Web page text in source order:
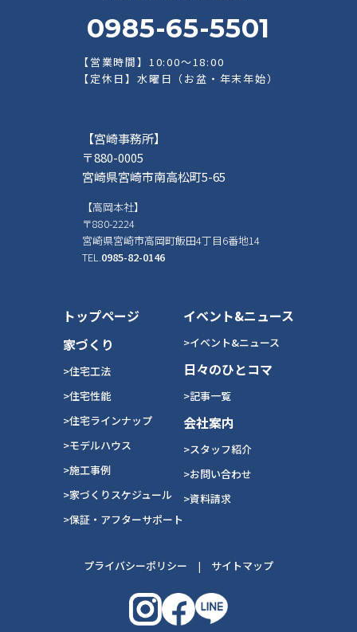
0985-65-5501
【営業時間】10:00～18:00
【定休日】水曜日（お盆・年末年始）
【宮崎事務所】
〒880-0005
宮崎県宮崎市南高松町5-65
【高岡本社】
〒880-2224
宮崎県宮崎市高岡町飯田4丁目6番地14
TEL. 0985-82-0146
トップページ
家づくり
>住宅工法
>住宅性能
>住宅ラインナップ
>モデルハウス
>施工事例
>家づくりスケジュール
>保証・アフターサポート
イベント&ニュース
>イベント&ニュース
日々のひとコマ
>記事一覧
会社案内
>スタッフ紹介
>お問い合わせ
>資料請求
プライバシーポリシー | サイトマップ